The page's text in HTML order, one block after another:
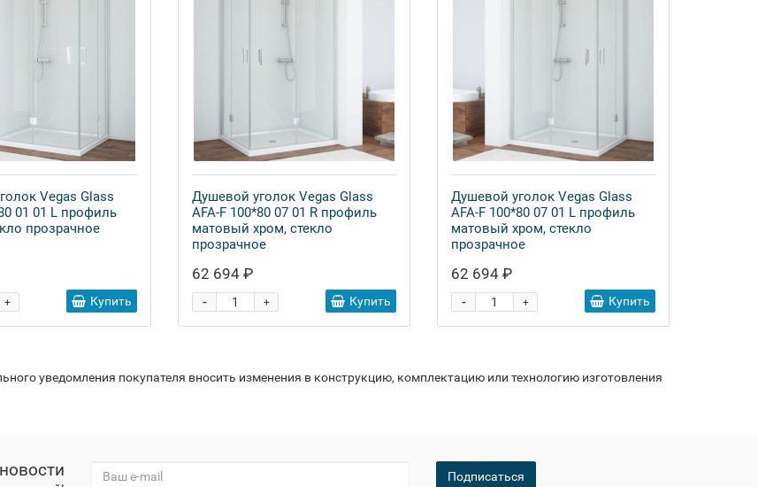
Vegas Glass
01 01 L профиль
прозрачное
+ Купить
Душевой уголок Vegas Glass
AFA-F 100*80 07 01 R профиль
матовый хром, стекло
прозрачное
62 694 ₽
+
- Купить
Душевой уголок Vegas Glass
AFA-F 100*80 07 01 L профиль
матовый хром, стекло
прозрачное
62 694 ₽
+
- Купить
уведомления покупателя вносить изменения в конструкцию, комплектацию или технологию изготовления
Подписаться